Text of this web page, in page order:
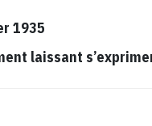
1935
laissant